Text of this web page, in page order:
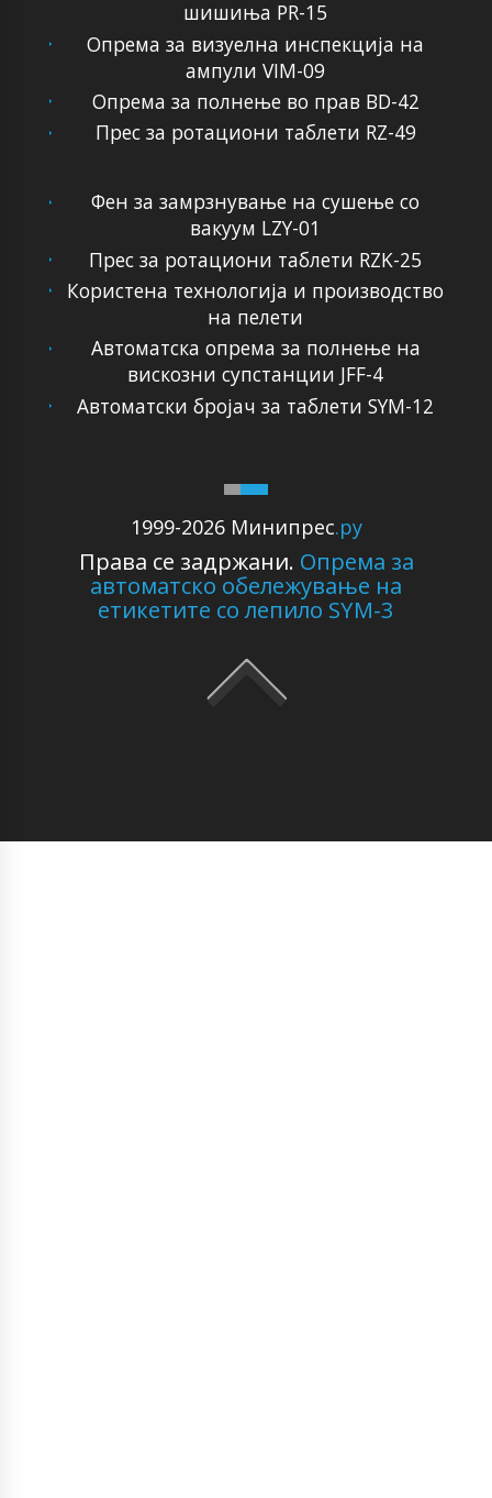
шишиња PR-15
Опрема за визуелна инспекција на
ампули VIM-09
Опрема за полнење во прав BD-42
Прес за ротациони таблети RZ-49
1999-2026 Минипрес.ру
Права се задржани. Опрема за
автоматско обележување на
етикетите со лепило SYM-3
Фен за замрзнување на сушење со
вакуум LZY-01
Прес за ротациони таблети RZK-25
Користена технологија и производство
на пелети
Автоматска опрема за полнење на
вискозни супстанции JFF-4
Автоматски бројач за таблети SYM-12